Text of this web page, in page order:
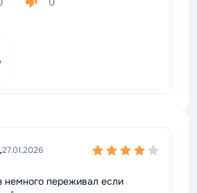
27.01.2026
немного переживал если